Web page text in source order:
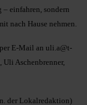
einfahren, sondern
nach Hause nehmen.
E-Mail an uli.a@t-
Uli Aschenbrenner,
der Lokalredaktion)